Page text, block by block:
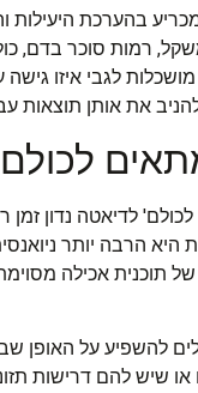
בהערכת היעילות
רמות סוכר בדם,
לגבי איזו
את אותן תוצאות
לדיאטה נדון
הרבה יותר
תוכנית אכילה
להשפיע על האופן
או שיש להם דרישות